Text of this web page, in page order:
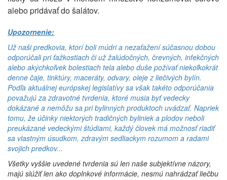
alebo pridávať do šalátov.
Upozornenie:
Už naši predkovia, ktorí boli múdri a nezaťažení súčasnou dobou
odporúčali pri ťažkostiach či už žalúdočných, črevných, infekčných
alebo akýchkoľvek bolestiach tela alebo duše požívať niekoľkokrát
denne čaje, tinktúry, maceráty, odvary, oleje z liečivých bylín.
Podľa aktuálnej európskej legislatívy sa však takéto odporúčania
považujú za zdravotné tvrdenia, ktoré musia byť vedecky
dokázané a nemôžu sa pri bylinných produktoch uvádzať. Napriek
tomu, že účinky niektorých tradičných byliniek a plodov neboli
preukázané vedeckými štúdiami, každý človek má možnosť riadiť
sa vlastným úsudkom, zdravým sedliackym rozumom a radami
svojich predkov...
Všetky vyššie uvedené tvrdenia sú len naše subjektívne názory,
majú slúžiť len ako doplnkové informácie, nesmú nahrádzať liečbu